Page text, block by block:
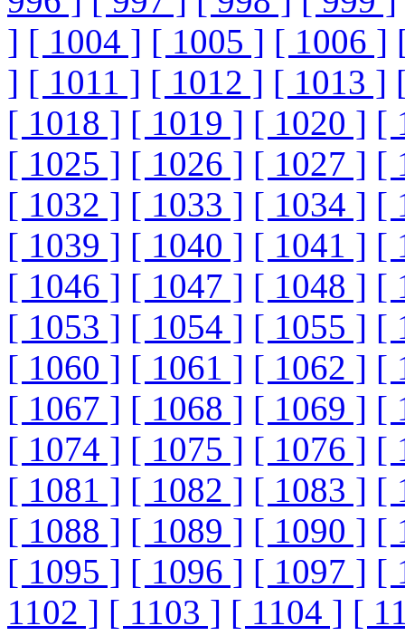
] [ 1004 ] [ 1005 ] [ 1006 ]
] [ 1011 ] [ 1012 ] [ 1013 ]
[ 1018 ] [ 1019 ] [ 1020 ] [
[ 1025 ] [ 1026 ] [ 1027 ] [
[ 1032 ] [ 1033 ] [ 1034 ] [
[ 1039 ] [ 1040 ] [ 1041 ] [
[ 1046 ] [ 1047 ] [ 1048 ] [
[ 1053 ] [ 1054 ] [ 1055 ] [
[ 1060 ] [ 1061 ] [ 1062 ] [
[ 1067 ] [ 1068 ] [ 1069 ] [
[ 1074 ] [ 1075 ] [ 1076 ] [
[ 1081 ] [ 1082 ] [ 1083 ] [
[ 1088 ] [ 1089 ] [ 1090 ] [
[ 1095 ] [ 1096 ] [ 1097 ] [
1102 ] [ 1103 ] [ 1104 ] [